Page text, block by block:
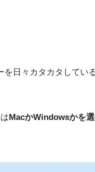
日々カタカタしてい
MacかWindowsかを